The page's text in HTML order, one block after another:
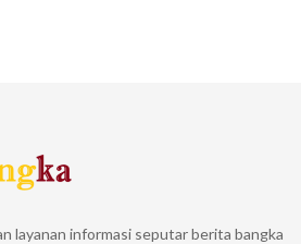
layanan informasi seputar berita bangka